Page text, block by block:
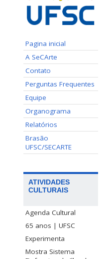
Pagina inicial
A SeCArte
Contato
Perguntas Frequentes
Equipe
Organograma
Relatórios
Brasão
UFSC/SECARTE
ATIVIDADES
CULTURAIS
Agenda Cultural
65 anos | UFSC
Experimenta
Mostra Sistema